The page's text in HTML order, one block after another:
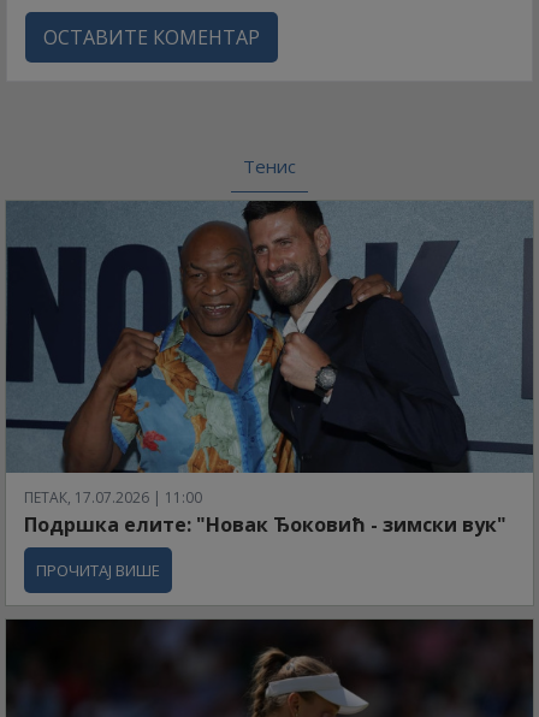
ОСТАВИТЕ КОМЕНТАР
Тенис
ПЕТАК, 17.07.2026 | 11:00
Подршка елите: "Новак Ђоковић - зимски вук"
ПРОЧИТАЈ ВИШЕ